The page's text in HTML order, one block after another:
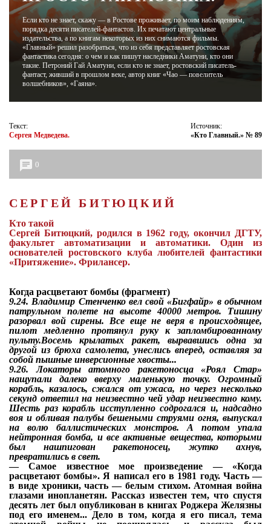
ЖУРНАЛ
Если кто не знает, скажу — в Ростове проживает, по моим наблюдениям,
порядка десяти писателей-фантастов. Их печатают центральные
издательства, а по книгам некоторых из них снимаются фильмы.
«Главный» решил разобраться, что из себя представляет ростовская
фантастика сегодня: о чем и как пишут наследники Аматуни, кто они
такие. Петроний Гай Аматуни, если кто не знает, ростовский писатель-
фантаст, живший в прошлом веке, автор книг «Чао — повелитель
волшебников», «Гаяна».
Текст:
Сергея Медведева.
Источник:
«Кто Главный.» № 89
0
СЕРГЕЙ БИТЮЦКИЙ
Кто такой
Сергей Битюцкий, родился в 1962 году, окончил ДГТУ,
факультет автоматизации и автоматики. Один из
основателей ростовского клуба любителей фантастики
«Притяжение». Фрилансер.
Когда расцветают бомбы (фрагмент)
9.24. Владимир Стенченко вел свой «Бигфайр» в обычном
патрульном полете на высоте 40000 метров. Тишину
разорвал вой сирены. Все еще не веря в происходящее,
пилот медленно протянул руку к запломбированному
пульту.Восемь крылатых ракет, вырвавшись одна за
другой из брюха самолета, унеслись вперед, оставляя за
собой пышные инверсионные хвосты...
9.26.Локаторы атомного ракетоносца «Роял Стар»
нащупали далеко вверху маленькую точку. Огромный
корабль, казалось, сжался от ужаса, но через несколько
секунд ответил на неизвестно чей удар неизвестно кому.
Шесть раз корабль исступленно содрогался и, надсадно
воя и обливая палубы бешеными струями огня, выпускал
на волю баллистических монстров. А потом упала
нейтронная бомба, и все активные вещества, которыми
был нашпигован ракетоносец, жутко ахнув,
превратились в свет.
—Самое известное мое произведение — «Когда
расцветают бомбы». Я написал его в 1981 году. Часть —
в виде хроники, часть — белым стихом. Атомная война
глазами инопланетян. Рассказ известен тем, что спустя
десять лет был опубликован в книгах Роджера Желязны
под его именем... Дело в том, когда я его писал, тема